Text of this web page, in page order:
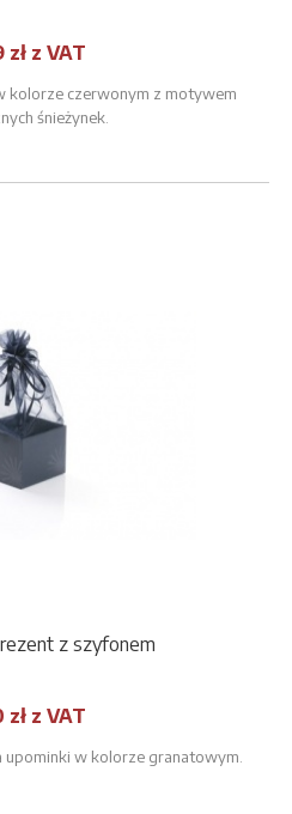
zł z VAT
kolorze czerwonym z motywem
śnieżynek.
z szyfonem
zł z VAT
upominki w kolorze granatowym.